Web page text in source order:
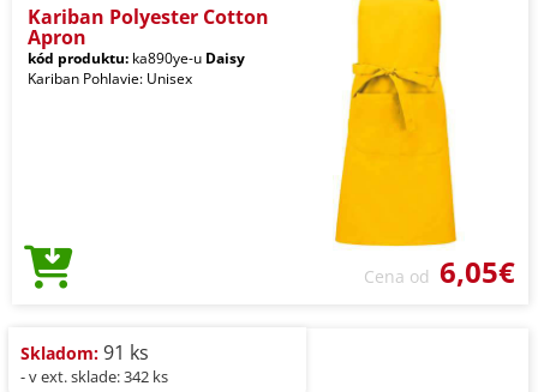
Kariban Polyester Cotton
Apron
kód produktu: ka890ye-u Daisy
Kariban Pohlavie: Unisex
Cena od 6,05€
Skladom: 91 ks
- v ext. sklade: 342 ks